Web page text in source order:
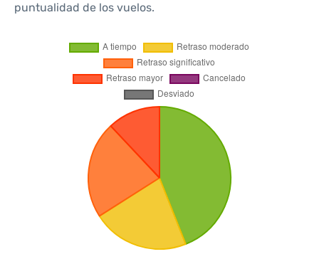
puntualidad de los vuelos.